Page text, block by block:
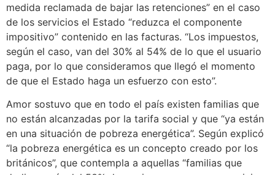
medida reclamada de bajar las retenciones” en el caso
de los servicios el Estado “reduzca el componente
impositivo” contenido en las facturas. “Los impuestos,
según el caso, van del 30% al 54% de lo que el usuario
paga, por lo que consideramos que llegó el momento
de que el Estado haga un esfuerzo con esto”.
Amor sostuvo que en todo el país existen familias que
no están alcanzadas por la tarifa social y que “ya están
en una situación de pobreza energética”. Según explicó
“la pobreza energética es un concepto creado por los
británicos”, que contempla a aquellas “familias que